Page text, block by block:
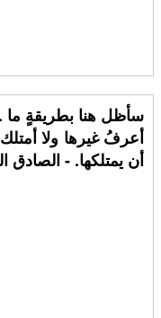
‏سأظل هنا بطريقةٍ ما
أعرفُ غيرها ولا
أن يمتلكها. - الصادق